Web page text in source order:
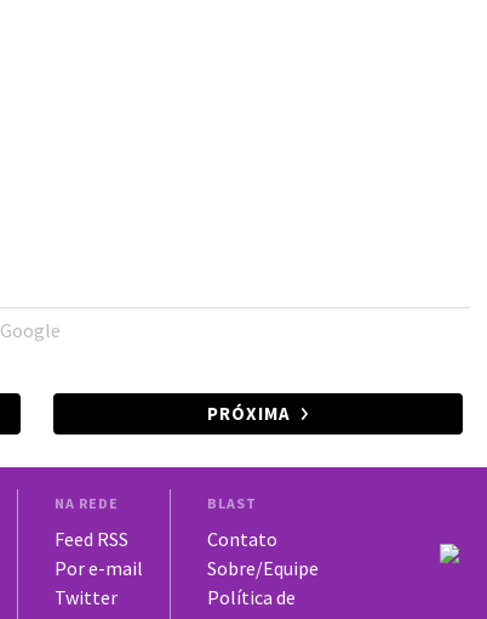
Google
PRÓXIMA
NA REDE
Feed RSS
Por e-mail
Twitter
BLAST
Contato
Sobre/Equipe
Política de